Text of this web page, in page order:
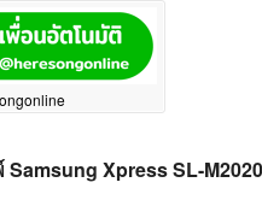
Xpress SL-